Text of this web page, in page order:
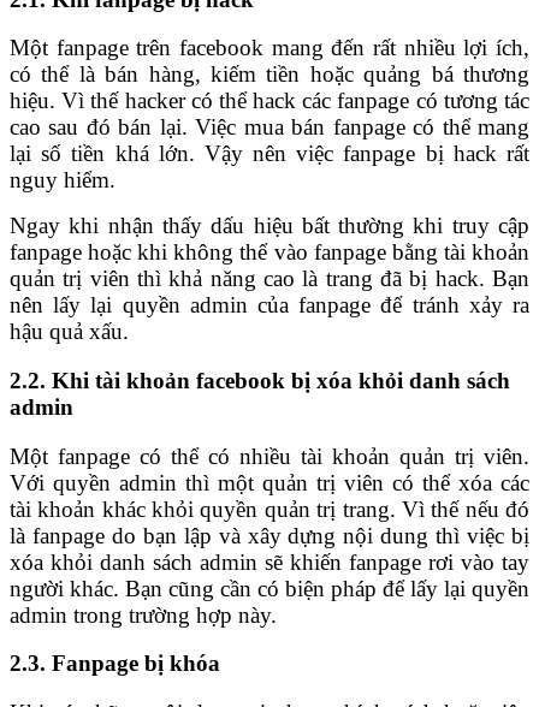
Một fanpage trên facebook mang đến rất nhiều lợi ích,
có thể là bán hàng, kiếm tiền hoặc quảng bá thương
hiệu. Vì thế hacker có thể hack các fanpage có tương tác
cao sau đó bán lại. Việc mua bán fanpage có thể mang
lại số tiền khá lớn. Vậy nên việc fanpage bị hack rất
nguy hiểm.
Ngay khi nhận thấy dấu hiệu bất thường khi truy cập
fanpage hoặc khi không thể vào fanpage bằng tài khoản
quản trị viên thì khả năng cao là trang đã bị hack. Bạn
nên lấy lại quyền admin của fanpage để tránh xảy ra
hậu quả xấu.
2.2. Khi tài khoản facebook bị xóa khỏi danh sách
admin
Một fanpage có thể có nhiều tài khoản quản trị viên.
Với quyền admin thì một quản trị viên có thể xóa các
tài khoản khác khỏi quyền quản trị trang. Vì thế nếu đó
là fanpage do bạn lập và xây dựng nội dung thì việc bị
xóa khỏi danh sách admin sẽ khiến fanpage rơi vào tay
người khác. Bạn cũng cần có biện pháp để lấy lại quyền
admin trong trường hợp này.
2.3. Fanpage bị khóa